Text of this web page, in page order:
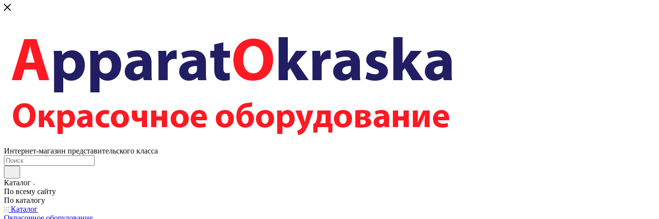
Интернет-магазин представительского класса
Каталог
По всему сайту
По каталогу
Каталог